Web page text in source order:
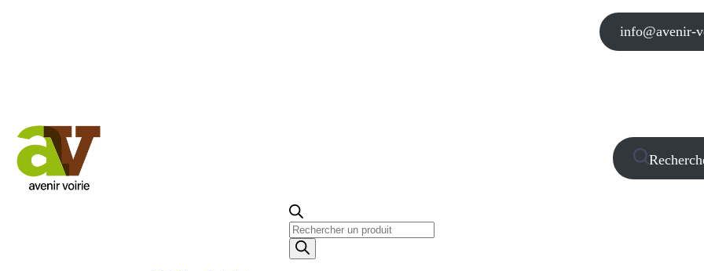
info@avenir-
Recherche
de
produits